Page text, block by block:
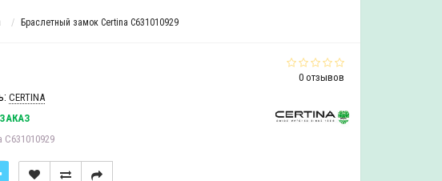
Браслетный замок Certina C631010929
0 отзывов
CERTINA
C631010929